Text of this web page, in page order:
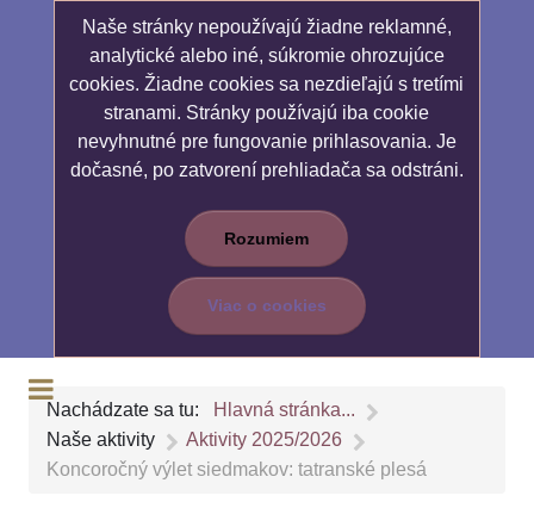
Naše stránky nepoužívajú žiadne reklamné,
analytické alebo iné, súkromie ohrozujúce
cookies. Žiadne cookies sa nezdieľajú s tretími
stranami. Stránky používajú iba cookie
nevyhnutné pre fungovanie prihlasovania. Je
dočasné, po zatvorení prehliadača sa odstráni.
Rozumiem
Viac o cookies
Nachádzate sa tu:
Hlavná stránka...
Naše aktivity
Aktivity 2025/2026
Koncoročný výlet siedmakov: tatranské plesá